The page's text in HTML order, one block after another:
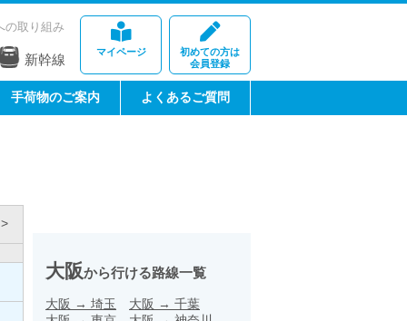
マイページ
初めての方は
会員登録
の取り組み
新幹線
手荷物のご案内 よくあるご質問
大阪から行ける路線一覧
大阪 → 埼玉 大阪 → 千葉